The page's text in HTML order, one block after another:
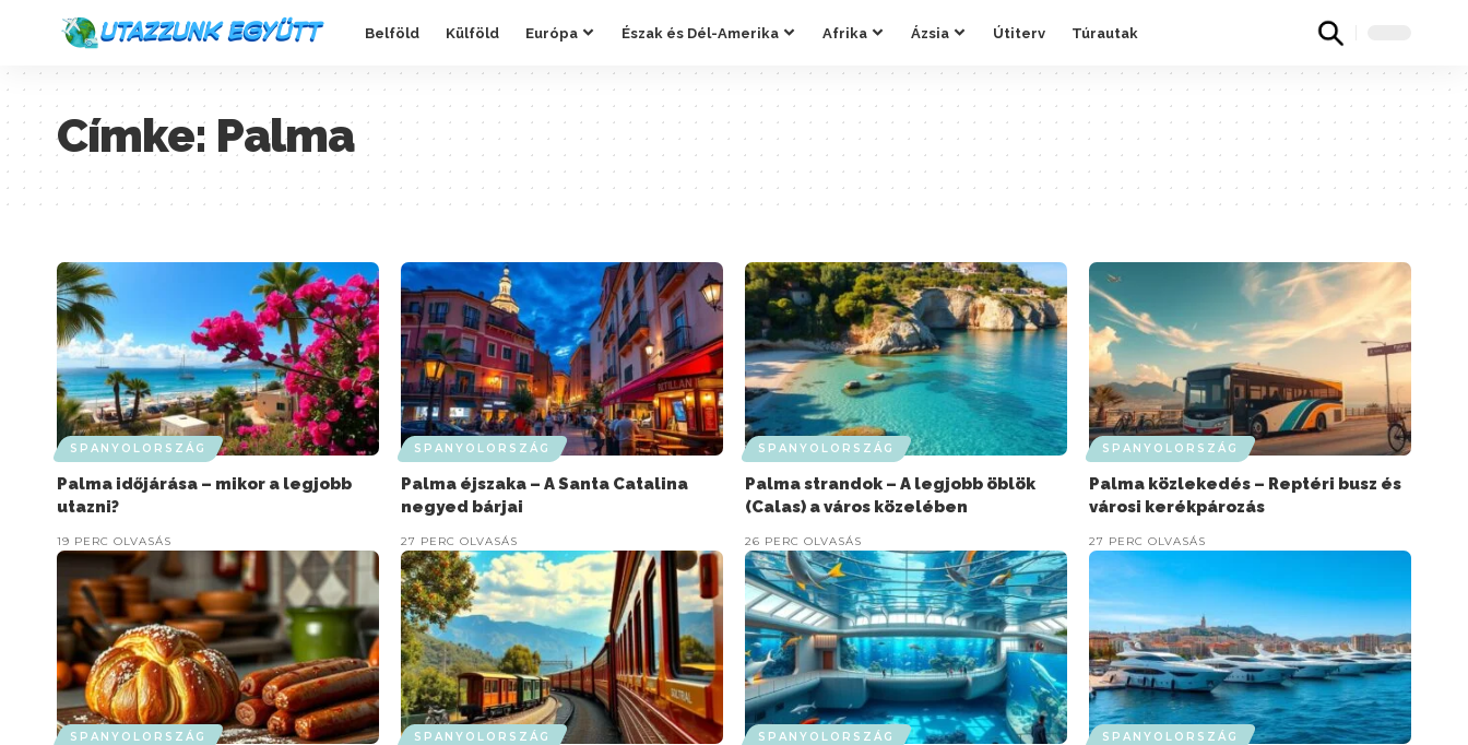
Belföld Külföld Európa Észak és Dél-Amerika Afrika Ázsia Útiterv Túrautak
Címke: Palma
SPANYOLORSZÁG
Palma időjárása – mikor a legjobb
utazni?
19 PERC OLVASÁS
SPANYOLORSZÁG
Palma éjszaka – A Santa Catalina
negyed bárjai
27 PERC OLVASÁS
SPANYOLORSZÁG
Palma strandok – A legjobb öblök
(Calas) a város közelében
26 PERC OLVASÁS
SPANYOLORSZÁG
Palma közlekedés – Reptéri busz és
városi kerékpározás
27 PERC OLVASÁS
SPANYOLORSZÁG SPANYOLORSZÁG SPANYOLORSZÁG SPANYOLORSZÁG